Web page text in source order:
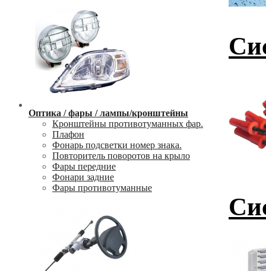
Оптика / фары / лампы/кронштейны
Кронштейны противотуманных фар.
Плафон
Фонарь подсветки номер знака.
Повторитель поворотов на крыло
Фары передние
Фонари задние
Фары противотуманные